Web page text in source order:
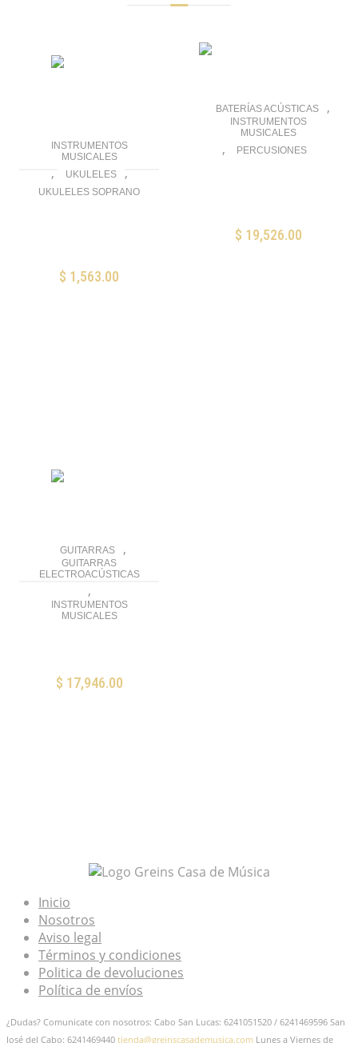
INSTRUMENTOS
MUSICALES
, UKULELES ,
UKULELES SOPRANO
$ 1,563.00
AÑADIR AL CARRITO
BATERÍAS ACÚSTICAS ,
INSTRUMENTOS
MUSICALES
, PERCUSIONES
$ 19,526.00
AÑADIR AL CARRITO
GUITARRAS ,
GUITARRAS
ELECTROACÚSTICAS
,
INSTRUMENTOS
MUSICALES
$ 17,946.00
AÑADIR AL CARRITO
Inicio
Nosotros
Aviso legal
Términos y condiciones
Politica de devoluciones
Política de envíos
¿Dudas? Comunicate con nosotros: Cabo San Lucas: 6241051520 / 6241469596 San
José del Cabo: 6241469440 tienda@greinscasademusica.com Lunes a Viernes de